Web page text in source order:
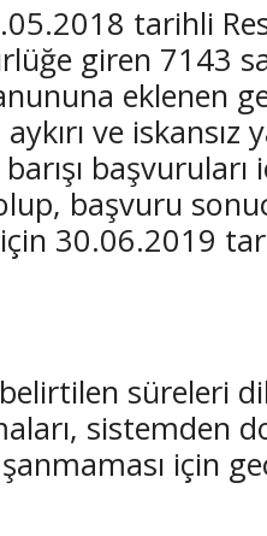
tarihli
giren 7143
eklenen
ve iskansız
barışı
başvuru
için 30.06.2019
belirtilen süreleri
sistemden
için
Yorumu Koç